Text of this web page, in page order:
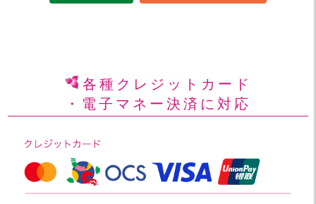
各種クレジットカード
・電子マネー決済に対応